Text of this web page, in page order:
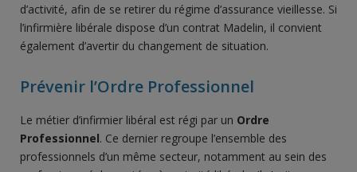
d’activité, afin de se retirer du régime d’assurance vieillesse. Si
l’infirmière libérale dispose d’un contrat Madelin, il convient
également d’avertir du changement de situation.
Prévenir l’Ordre Professionnel
Le métier d’infirmier libéral est régi par un Ordre
Professionnel. Ce dernier regroupe l’ensemble des
professionnels d’un même secteur, notamment au sein des